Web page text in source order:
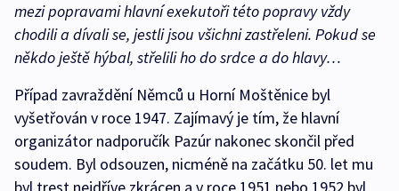
mezi popravami hlavní exekutoři této popravy vždy
chodili a dívali se, jestli jsou všichni zastřeleni. Pokud se
někdo ještě hýbal, střelili ho do srdce a do hlavy…
Případ zavraždění Němců u Horní Moštěnice byl
vyšetřován v roce 1947. Zajímavý je tím, že hlavní
organizátor nadporučík Pazúr nakonec skončil před
soudem. Byl odsouzen, nicméně na začátku 50. let mu